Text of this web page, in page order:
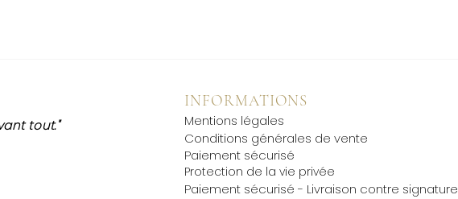
tout."
INFORMATIONS
Mentions légales
Conditions générales de vente
Paiement sécurisé
​Protection de la vie privée
Paiement sécurisé - Livraison contre signature